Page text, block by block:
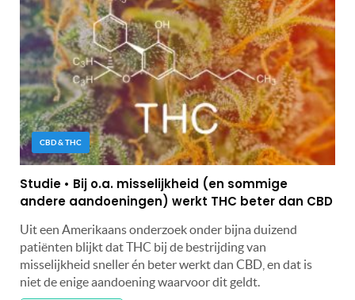
CBD & THC
Studie • Bij o.a. misselijkheid (en sommige
andere aandoeningen) werkt THC beter dan CBD
Uit een Amerikaans onderzoek onder bijna duizend
patiënten blijkt dat THC bij de bestrijding van
misselijkheid sneller én beter werkt dan CBD, en dat is
niet de enige aandoening waarvoor dit geldt.